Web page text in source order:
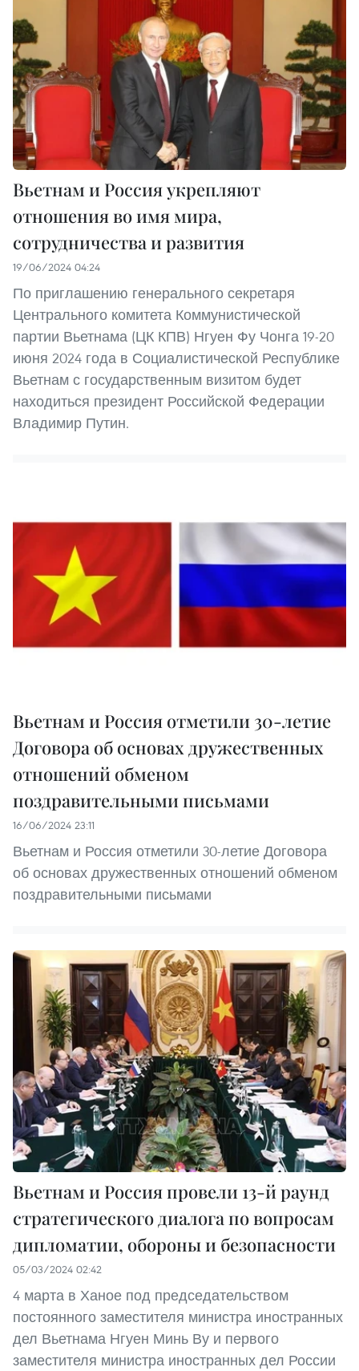
Вьетнам и Россия укрепляют
отношения во имя мира,
сотрудничества и развития
19/06/2024 04:24
По приглашению генерального секретаря
Центрального комитета Коммунистической
партии Вьетнама (ЦК КПВ) Нгуен Фу Чонга 19-20
июня 2024 года в Социалистической Республике
Вьетнам с государственным визитом будет
находиться президент Российской Федерации
Владимир Путин.
Вьетнам и Россия отметили 30-летие
Договора об основах дружественных
отношений обменом
поздравительными письмами
16/06/2024 23:11
Вьетнам и Россия отметили 30-летие Договора
об основах дружественных отношений обменом
поздравительными письмами
Вьетнам и Россия провели 13-й раунд
стратегического диалога по вопросам
дипломатии, обороны и безопасности
05/03/2024 02:42
4 марта в Ханое под председательством
постоянного заместителя министра иностранных
дел Вьетнама Нгуен Минь Ву и первого
заместителя министра иностранных дел России